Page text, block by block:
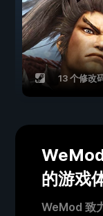
13 个修改
的游戏
WeMod 致